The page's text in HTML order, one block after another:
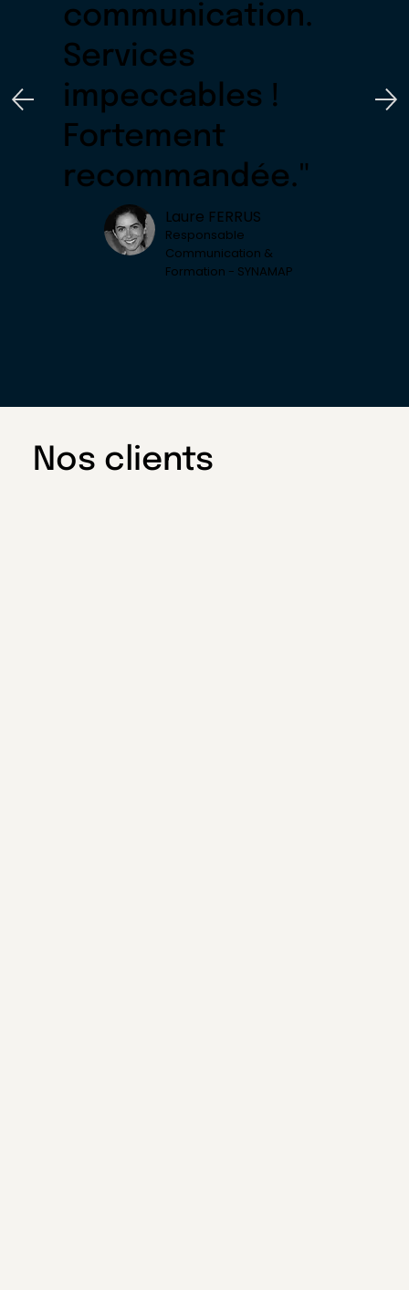
communication.
Services
impeccables !
Fortement
recommandée."
Laure FERRUS
Responsable
Communication &
Formation - SYNAMAP
Nos clients